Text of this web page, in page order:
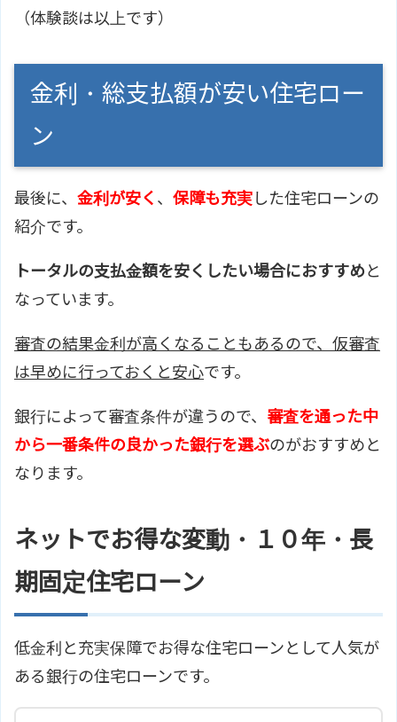
（体験談は以上です）
金利・総支払額が安い住宅ロー
ン
最後に、 金利が安く 、 保障も充実した住宅ローンの
紹介です。
トータルの支払金額を安くしたい場合におすすめと
なっています。
審査の結果金利が高くなることもあるので、仮審査
は早めに行っておくと安心です。
銀行によって審査条件が違うので、 審査を通った中
から一番条件の良かった銀行を選ぶのがおすすめと
なります。
ネットでお得な変動・１０年・長
期固定住宅ローン
低金利と充実保障でお得な住宅ローンとして人気が
ある銀行の住宅ローンです。